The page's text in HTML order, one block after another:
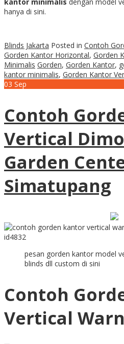
hanya di sini.
Blinds Jakarta Posted in Contoh
Gorden Kantor Horizontal, Gorden
Minimalis Gorden, Gorden Kantor,
kantor minimalis, Gorden Kantor
03 Sep
Contoh
Vertical
Garden
Simatupang
pesan gorden kantor model
blinds dll custom di sini
Contoh
Vertical